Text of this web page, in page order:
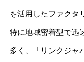
を活用したファクタ
特に地域密着型で迅
多く、「リンクジャ